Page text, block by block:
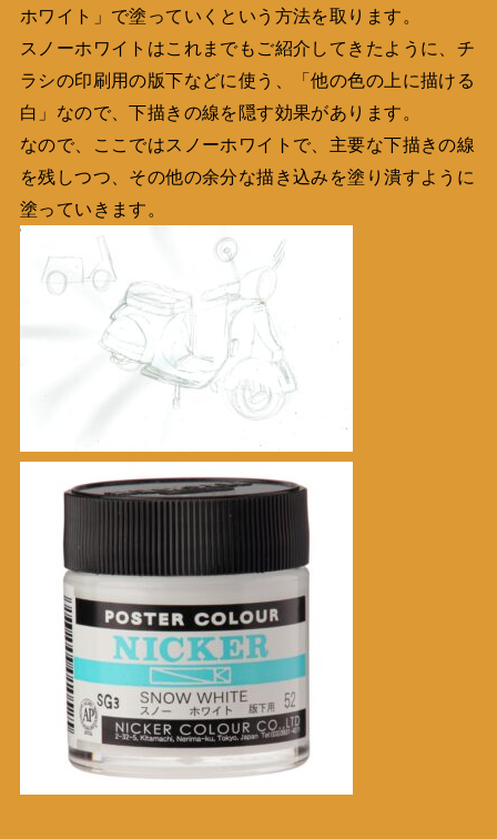
ホワイト」で塗っていくという方法を取ります。
スノーホワイトはこれまでもご紹介してきたように、チ
ラシの印刷用の版下などに使う、「他の色の上に描ける
白」なので、下描きの線を隠す効果があります。
なので、ここではスノーホワイトで、主要な下描きの線
を残しつつ、その他の余分な描き込みを塗り潰すように
塗っていきます。